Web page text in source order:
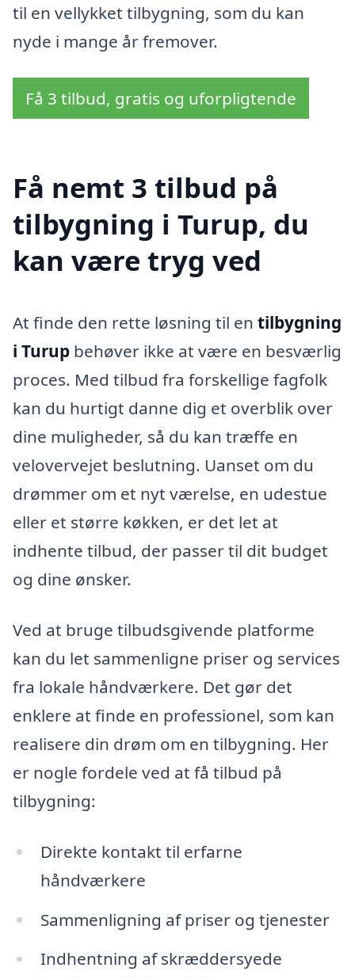
til en vellykket tilbygning, som du kan
nyde i mange år fremover.
Få 3 tilbud, gratis og uforpligtende
Få nemt 3 tilbud på
tilbygning i Turup, du
kan være tryg ved
At finde den rette løsning til en tilbygning
i Turup behøver ikke at være en besværlig
proces. Med tilbud fra forskellige fagfolk
kan du hurtigt danne dig et overblik over
dine muligheder, så du kan træffe en
velovervejet beslutning. Uanset om du
drømmer om et nyt værelse, en udestue
eller et større køkken, er det let at
indhente tilbud, der passer til dit budget
og dine ønsker.
Ved at bruge tilbudsgivende platforme
kan du let sammenligne priser og services
fra lokale håndværkere. Det gør det
enklere at finde en professionel, som kan
realisere din drøm om en tilbygning. Her
er nogle fordele ved at få tilbud på
tilbygning:
Direkte kontakt til erfarne
håndværkere
Sammenligning af priser og tjenester
Indhentning af skræddersyede